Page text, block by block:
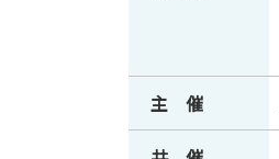
主 催